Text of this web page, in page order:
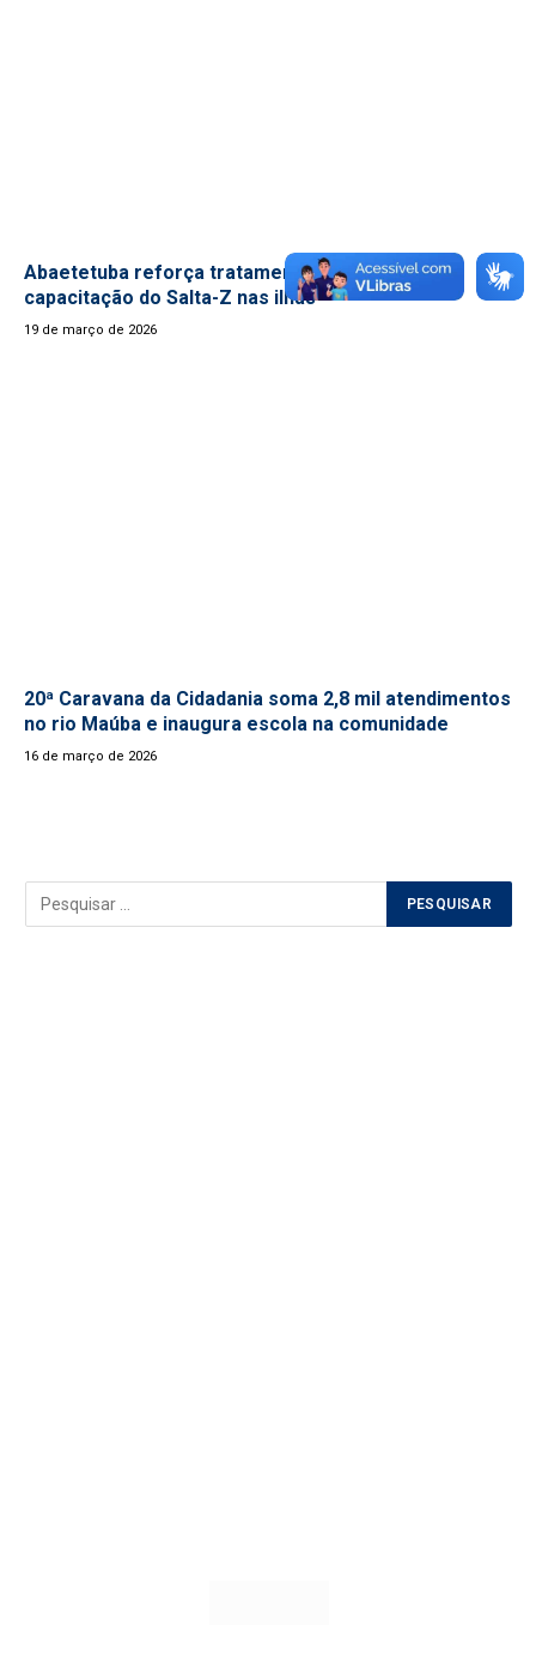
Abaetetuba reforça tratamento de água com
capacitação do Salta-Z nas ilhas
19 de março de 2026
20ª Caravana da Cidadania soma 2,8 mil atendimentos
no rio Maúba e inaugura escola na comunidade
16 de março de 2026